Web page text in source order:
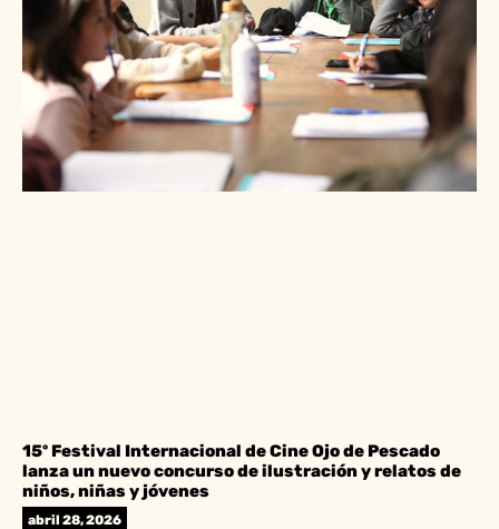
15º Festival Internacional de Cine Ojo de Pescado
lanza un nuevo concurso de ilustración y relatos de
niños, niñas y jóvenes
abril 28, 2026